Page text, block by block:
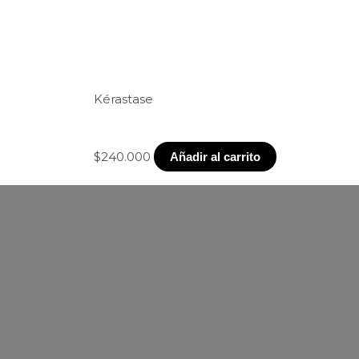
Kérastase
Discipline – Recargable 75ml
$240.000 Añadir al carrito